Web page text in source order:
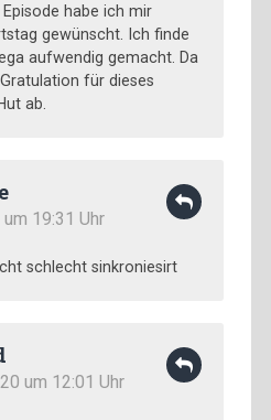
habe ich mir
gewünscht. Ich finde
aufwendig gemacht. Da
für dieses
ab.
19:31 Uhr
schlecht sinkroniesirt
um 12:01 Uhr